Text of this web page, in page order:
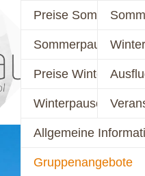
Preise Sommer
Sommerpauschalen
Preise Winter 2026/
Winterpauschalen
Allgemeine
Gruppenangebote
PREISE AKTIV